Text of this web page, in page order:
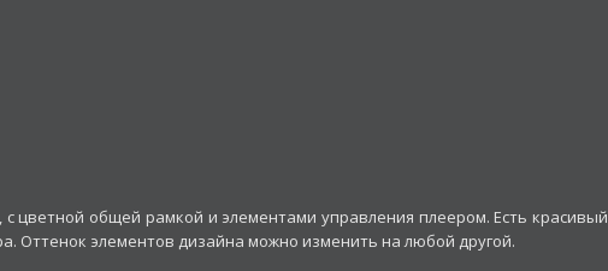
цветной общей рамкой и элементами управления плеером. Есть красивый
Оттенок элементов дизайна можно изменить на любой другой.